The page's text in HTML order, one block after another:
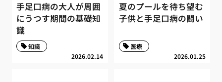
手足口病の大人が周囲
にうつす期間の基礎知
識
2026.02.14
知識
夏のプールを待ち望む
子供と手足口病の闘い
2026.01.25
医療